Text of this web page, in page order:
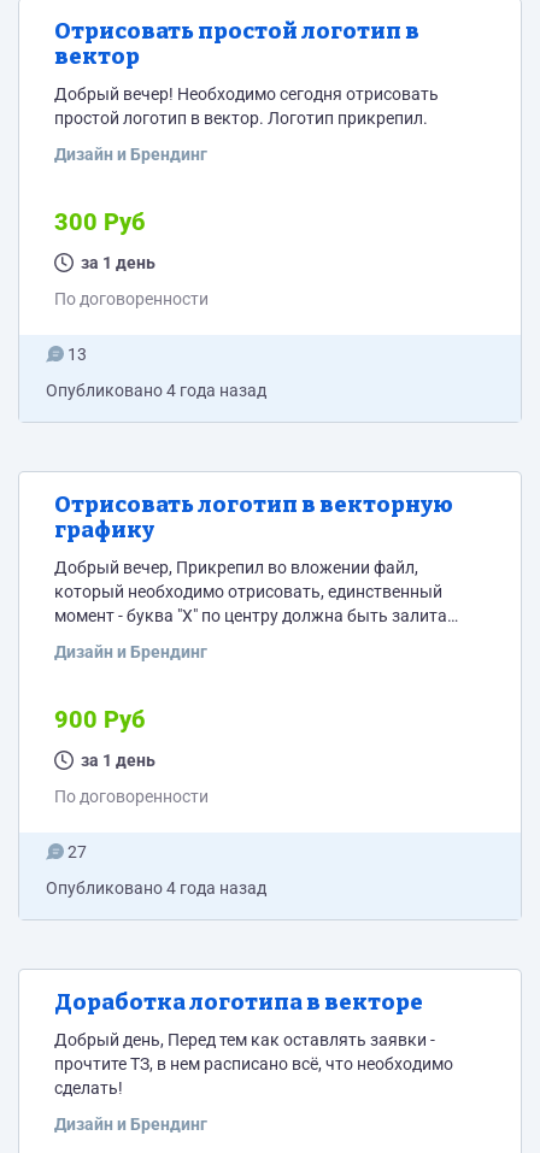
Отрисовать простой логотип в
вектор
Добрый вечер! Необходимо сегодня отрисовать
простой логотип в вектор. Логотип прикрепил.
Дизайн и Брендинг
300 Руб
за 1 день
По договоренности
13
Опубликовано4 года назад
Отрисовать логотип в векторную
графику
Добрый вечер, Прикрепил во вложении файл,
который необходимо отрисовать, единственный
момент - буква "Х" по центру должна быть залита
так же прикрепил).
Дизайн и Брендинг
900 Руб
за 1 день
По договоренности
27
Опубликовано4 года назад
Доработка логотипа в векторе
Добрый день, Перед тем как оставлять заявки -
прочтите ТЗ, в нем расписано всё, что необходимо
сделать!
Дизайн и Брендинг